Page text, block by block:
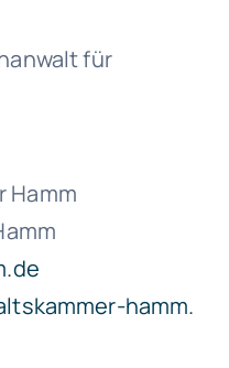
für
Hamm
hamm.